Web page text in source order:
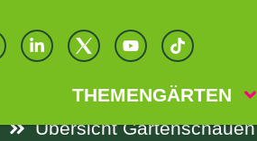
THEMENGÄRTEN
LINKS
Aktuelle Themengärten
Übersicht Gartenschauen